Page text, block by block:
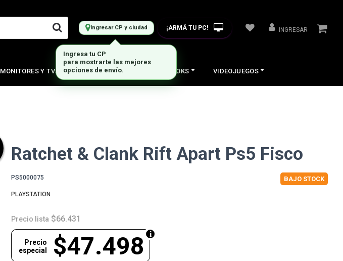
Ingresar CP y ciudad ¡ARMÁ TU PC! INGRESAR
MONITORES Y TVS PERIFERICOS NOTEBOOKS VIDEOJUEGOS
Ratchet & Clank Rift Apart Ps5 Fisco
PS5000075 BAJO STOCK
PLAYSTATION
Precio lista $66.431
$47.498
Precio
especial